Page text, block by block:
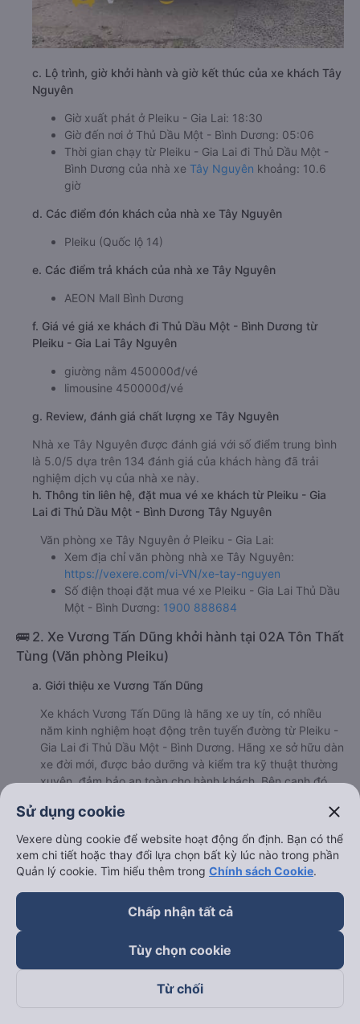
c. Lộ trình, giờ khởi hành và giờ kết thúc của xe khách Tây
Nguyên
Giờ xuất phát ở Pleiku - Gia Lai: 18:30
Giờ đến nơi ở Thủ Dầu Một - Bình Dương: 05:06
Thời gian chạy từ Pleiku - Gia Lai đi Thủ Dầu Một -
Bình Dương của nhà xe Tây Nguyên khoảng: 10.6
giờ
d. Các điểm đón khách của nhà xe Tây Nguyên
Pleiku (Quốc lộ 14)
e. Các điểm trả khách của nhà xe Tây Nguyên
AEON Mall Bình Dương
f. Giá vé giá xe khách đi Thủ Dầu Một - Bình Dương từ
Pleiku - Gia Lai Tây Nguyên
giường nằm 450000đ/vé
limousine 450000đ/vé
g. Review, đánh giá chất lượng xe Tây Nguyên
Nhà xe Tây Nguyên được đánh giá với số điểm trung bình
là 5.0/5 dựa trên 134 đánh giá của khách hàng đã trải
nghiệm dịch vụ của nhà xe này.
h. Thông tin liên hệ, đặt mua vé xe khách từ Pleiku - Gia
Lai đi Thủ Dầu Một - Bình Dương Tây Nguyên
Văn phòng xe Tây Nguyên ở Pleiku - Gia Lai:
Xem địa chỉ văn phòng nhà xe Tây Nguyên:
https://vexere.com/vi-VN/xe-tay-nguyen
Số điện thoại đặt mua vé xe Pleiku - Gia Lai Thủ Dầu
Một - Bình Dương: 1900 888684
🚌 2. Xe Vương Tấn Dũng khởi hành tại 02A Tôn Thất
Tùng (Văn phòng Pleiku)
a. Giới thiệu xe Vương Tấn Dũng
Xe khách Vương Tấn Dũng là hãng xe uy tín, có nhiều
năm kinh nghiệm hoạt động trên tuyến đường từ Pleiku -
Gia Lai đi Thủ Dầu Một - Bình Dương. Hãng xe sở hữu dàn
xe đời mới, được bảo dưỡng và kiểm tra kỹ thuật thường
xuyên, đảm bảo an toàn cho hành khách. Bên cạnh đó,
đến cho hành khách trải nghiệm thoải mái.
b. Hình ảnh xe Vương Tấn Dũng
Sử dụng cookie close
Vexere dùng cookie để website hoạt động ổn định. Bạn có thể
xem chi tiết hoặc thay đổi lựa chọn bất kỳ lúc nào trong phần
Quản lý cookie. Tìm hiểu thêm trong Chính sách Cookie.
Chấp nhận tất cả
Tùy chọn cookie
Từ chối